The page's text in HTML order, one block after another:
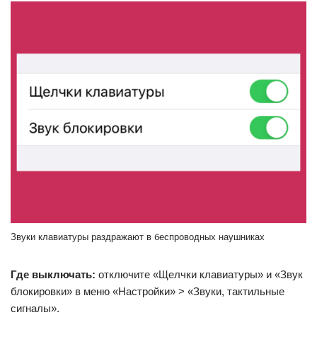
Звуки клавиатуры раздражают в беспроводных наушниках
Где выключать: отключите «Щелчки клавиатуры» и «Звук
блокировки» в меню «Настройки» > «Звуки, тактильные
сигналы».